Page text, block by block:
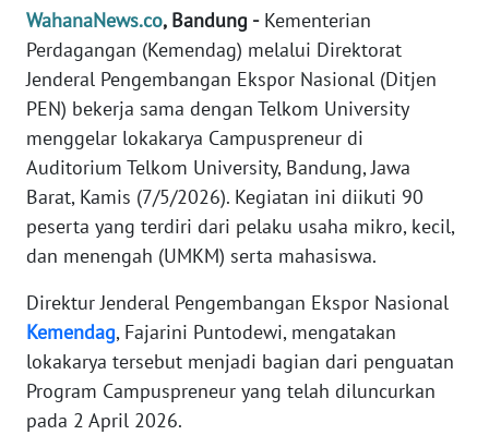
WahanaNews.co, Bandung -Kementerian
Perdagangan (Kemendag) melalui Direktorat
Jenderal Pengembangan Ekspor Nasional (Ditjen
PEN) bekerja sama dengan Telkom University
menggelar lokakarya Campuspreneur di
Auditorium Telkom University, Bandung, Jawa
Barat, Kamis (7/5/2026). Kegiatan ini diikuti 90
peserta yang terdiri dari pelaku usaha mikro, kecil,
dan menengah (UMKM) serta mahasiswa.
Direktur Jenderal Pengembangan Ekspor Nasional
Kemendag, Fajarini Puntodewi, mengatakan
lokakarya tersebut menjadi bagian dari penguatan
Program Campuspreneur yang telah diluncurkan
pada 2 April 2026.
INDEKS
BERITA
KONTAK
KAMI
IKLAN
TENTANG
PEDOMAN
MEDIA
SIBER